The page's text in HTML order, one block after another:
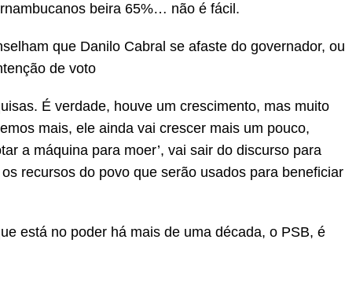
beira 65%… não é fácil.
que Danilo Cabral se afaste do governador, ou
de voto
É verdade, houve um crescimento, mas muito
mais, ele ainda vai crescer mais um pouco,
a máquina para moer’, vai sair do discurso para
recursos do povo que serão usados para beneficiar
está no poder há mais de uma década, o PSB, é